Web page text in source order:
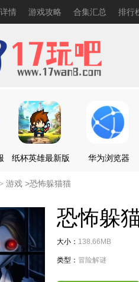
情 游戏攻略 合集汇总 排行
纸杯英雄最新版 华为浏览器
游戏 >恐怖躲猫猫
恐怖躲
大小： 138.66MB
类型： 冒险解谜